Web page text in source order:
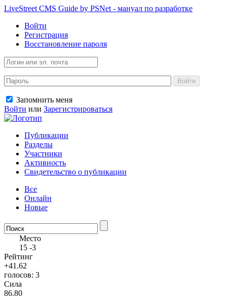
LiveStreet CMS Guide by PSNet - мануал по разработке
Войти
Регистрация
Восстановление пароля
Войти
Запомнить меня
Войти или Зарегистрироваться
Публикации
Разделы
Участники
Активность
Свидетельство о публикации
Все
Онлайн
Новые
Место
15 -3
Рейтинг
+41.62
голосов: 3
Сила
86.80